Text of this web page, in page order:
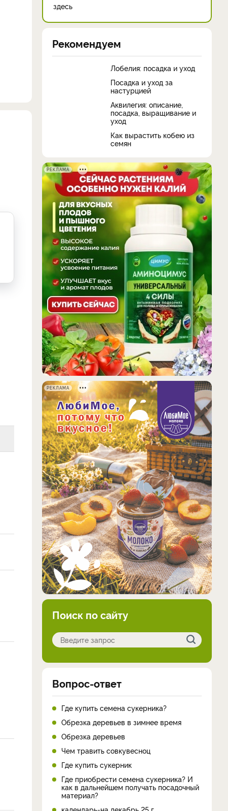
здесь
Рекомендуем
Лобелия: посадка и уход
Посадка и уход за
настурцией
Аквилегия: описание,
посадка, выращивание и
уход
Как вырастить кобею из
семян
РЕКЛАМА
РЕКЛАМА
Поиск по сайту
Вопрос-ответ
Где купить семена сукерника?
Обрезка деревьев в зимнее время
Обрезка деревьев
Чем травить совкувесноц
Где купить сукерник
Где приобрести семена сукерника? И
как в дальнейшем получать посадочный
материал?